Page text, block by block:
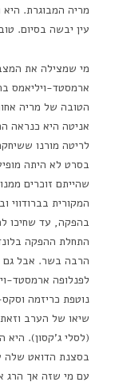
מריה המבוגרת.
עין יבשה בסיום.
מי שמצילה את
ארמסטד-ויליאמס
הטובה של מריה
אניטה היא כנראה
לריטה מורנו
בסרט לא היתה
שהייתם זוכרים
המקורית בברודווי
בהפקה, עד שחיכו
התחלת ההפקה
הרבה בשר. אבל גם
לפנלופה ארמסטד-
נוטפת כריזמה
שיאו של הערב
(לסלי ג'קסון). היא
בסצנת הדואט שלה
עם מי שזה אך הרג